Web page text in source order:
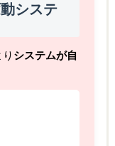
システ
システムが自